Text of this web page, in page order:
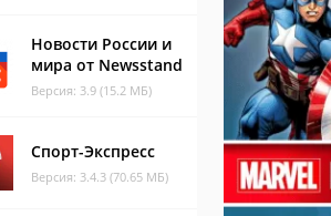
Новости России и
мира от Newsstand
Версия: 3.9 (15.2 МБ)
Спорт-Экспресс
Версия: 3.4.3 (70.65 МБ)